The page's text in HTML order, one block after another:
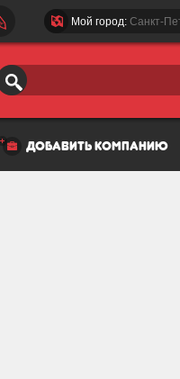
Мой город: Санкт-
добавить компанию